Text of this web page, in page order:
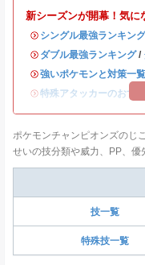
新シーズンが開幕！気に
・ シングル最強ランキング
・ ダブル最強ランキング/
・強いポケモンと対策一覧
・特殊アタッカーのおす
ポケモンチャンピオンズのじ
せいの技分類や威力、PP、優
技一覧
特殊技一覧